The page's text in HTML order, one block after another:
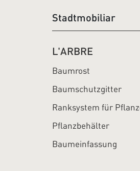
Stadtmobiliar
L'ARBRE
Baumrost
Baumschutzgitter
Ranksystem für
Pflanzbehälter
Baumeinfassung